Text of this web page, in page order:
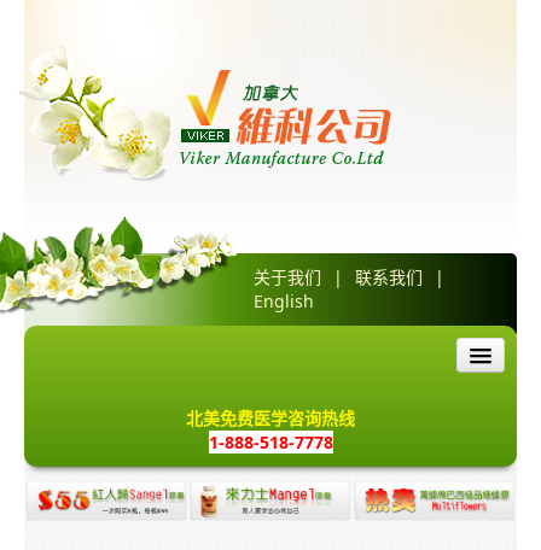
关于我们 | 联系我们
|
English
产品介绍
红人归胶囊
北美免费医学咨询热线
1-888-518-7778